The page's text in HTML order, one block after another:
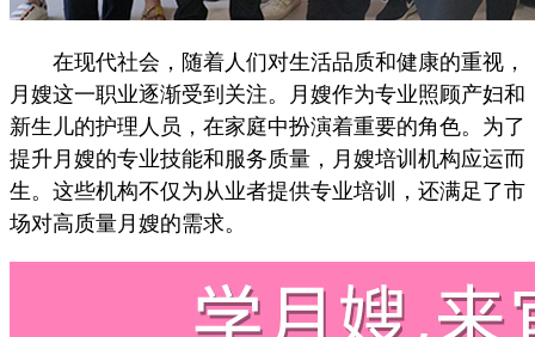
在现代社会，随着人们对生活品质和健康的重视，
月嫂这一职业逐渐受到关注。月嫂作为专业照顾产妇和
新生儿的护理人员，在家庭中扮演着重要的角色。为了
提升月嫂的专业技能和服务质量，月嫂培训机构应运而
生。这些机构不仅为从业者提供专业培训，还满足了市
场对高质量月嫂的需求。